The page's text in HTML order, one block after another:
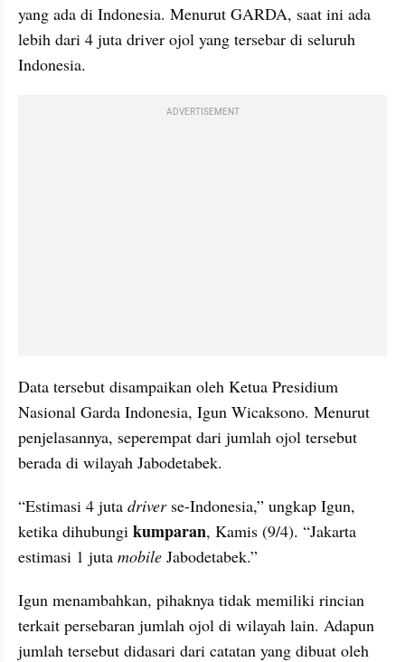
yang ada di Indonesia. Menurut GARDA, saat ini ada
lebih dari 4 juta driver ojol yang tersebar di seluruh
Indonesia.
ADVERTISEMENT
Data tersebut disampaikan oleh Ketua Presidium
Nasional Garda Indonesia, Igun Wicaksono. Menurut
penjelasannya, seperempat dari jumlah ojol tersebut
berada di wilayah Jabodetabek.
“Estimasi 4 juta driver se-Indonesia,” ungkap Igun,
ketika dihubungi kumparan, Kamis (9/4). “Jakarta
estimasi 1 juta mobile Jabodetabek.”
Igun menambahkan, pihaknya tidak memiliki rincian
terkait persebaran jumlah ojol di wilayah lain. Adapun
jumlah tersebut didasari dari catatan yang dibuat oleh